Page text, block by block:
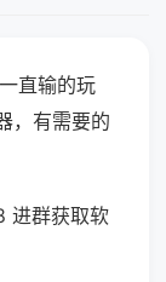
直输的玩
，有需要的
进群获取软